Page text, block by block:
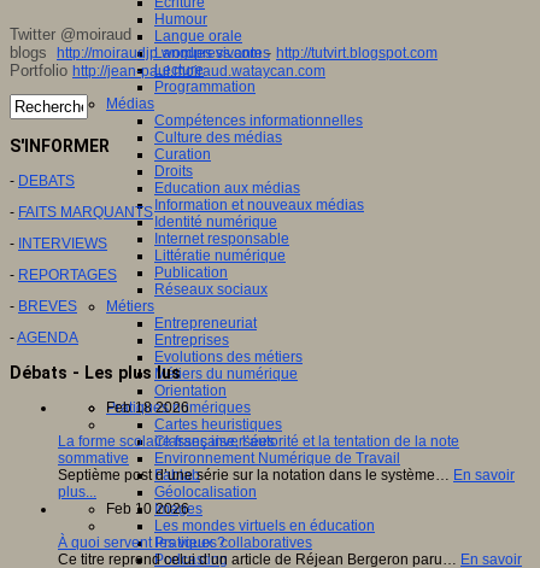
Humour
Langue orale
Langues vivantes
Lecture
Programmation
Médias
Compétences informationnelles
Culture des médias
Curation
Droits
Education aux médias
Information et nouveaux médias
Identité numérique
Internet responsable
Littératie numérique
Publication
Réseaux sociaux
Métiers
Entrepreneuriat
Entreprises
Evolutions des métiers
Métiers du numérique
Orientation
Pratiques numériques
Cartes heuristiques
Classes inversées
Environnement Numérique de Travail
Fablab
Géolocalisation
Images
Les mondes virtuels en éducation
Pratiques collaboratives
Podcasting
Twitter @moiraud
blogs
http://moiraudjp.wordpress.com- http://tutvirt.blogspot.com
Portfolio http://jean-paul.moiraud.wataycan.com
S'INFORMER
- DEBATS
- FAITS MARQUANTS
- INTERVIEWS
- REPORTAGES
- BREVES
-AGENDA
Débats - Les plus lus
Feb 18 2026
La forme scolaire française, l’autorité et la tentation de la note
sommative
Septième post d’une série sur la notation dans le système… En savoir
plus...
Feb 10 2026
À quoi servent les vieux ?
Ce titre reprend celui d’un article de Réjean Bergeron paru… En savoir